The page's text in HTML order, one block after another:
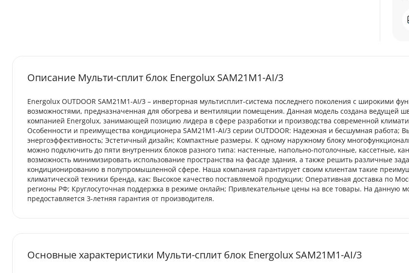
Описание Мульти-сплит блок Energolux SAM21M1-AI/3
Energolux OUTDOOR SAM21M1-AI/3 – инверторная мультисплит-система последнего поколения с широкими
возможностями, предназначенная для обогрева и вентиляции помещения. Данная модель создана ведущей
компанией Energolux, занимающей позицию лидера в сфере разработки и производства современной
Особенности и преимущества кондиционера SAM21M1-AI/3 серии OUTDOOR: Надежная и бесшумная работа;
энергоэффективность; Эстетичный дизайн; Компактные размеры. К одному наружному блоку
можно подключить до пяти внутренних блоков разного типа: настенные, напольно-потолочные, кассетные,
возможность минимизировать использование пространства на фасаде здания, а также решить различные
кондиционированию в полупромышленной сфере. Наша компания гарантирует своим клиентам такие
климатической техники бренда, как: Высокое качество поставляемой продукции; Оперативная доставка по
регионы РФ; Круглосуточная поддержка в режиме онлайн; Привлекательные цены на все товары. На данную
предоставляется 3-летняя гарантия от производителя.
Основные характеристики Мульти-сплит блок Energolux SAM21M1-AI/3